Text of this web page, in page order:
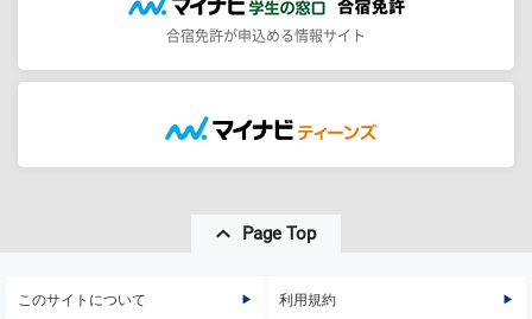
合宿免許が申込める情報サイト
Page Top
このサイトについて 利用規約